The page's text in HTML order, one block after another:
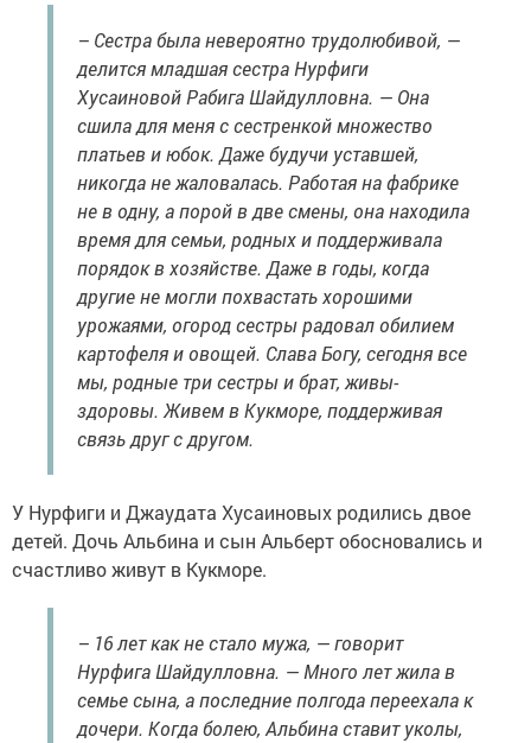
– Сестра была невероятно трудолюбивой, —
делится младшая сестра Нурфиги
Хусаиновой Рабига Шайдулловна. — Она
сшила для меня с сестренкой множество
платьев и юбок. Даже будучи уставшей,
никогда не жаловалась. Работая на фабрике
не в одну, а порой в две смены, она находила
время для семьи, родных и поддерживала
порядок в хозяйстве. Даже в годы, когда
другие не могли похвастать хорошими
урожаями, огород сестры радовал обилием
картофеля и овощей. Слава Богу, сегодня все
мы, родные три сестры и брат, живы-
здоровы. Живем в Кукморе, поддерживая
связь друг с другом.
У Нурфиги и Джаудата Хусаиновых родились двое
детей. Дочь Альбина и сын Альберт обосновались и
счастливо живут в Кукморе.
– 16 лет как не стало мужа, — говорит
Нурфига Шайдулловна. — Много лет жила в
семье сына, а последние полгода переехала к
дочери. Когда болею, Альбина ставит уколы,